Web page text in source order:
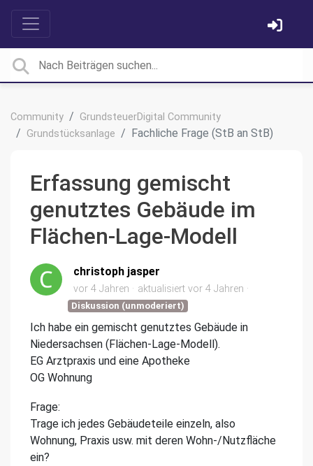
Community
GrundsteuerDigital Community
Grundstücksanlage
Fachliche Frage (StB an StB)
Erfassung gemischt
genutztes Gebäude im
Flächen-Lage-Modell
christoph jasper
vor 4 Jahren aktualisiert vor 4 Jahren
Diskussion (unmoderiert)
Ich habe ein gemischt genutztes Gebäude in
Niedersachsen (Flächen-Lage-Modell).
EG Arztpraxis und eine Apotheke
OG Wohnung
Frage:
Trage ich jedes Gebäudeteile einzeln, also
Wohnung, Praxis usw. mit deren Wohn-/Nutzfläche
ein?